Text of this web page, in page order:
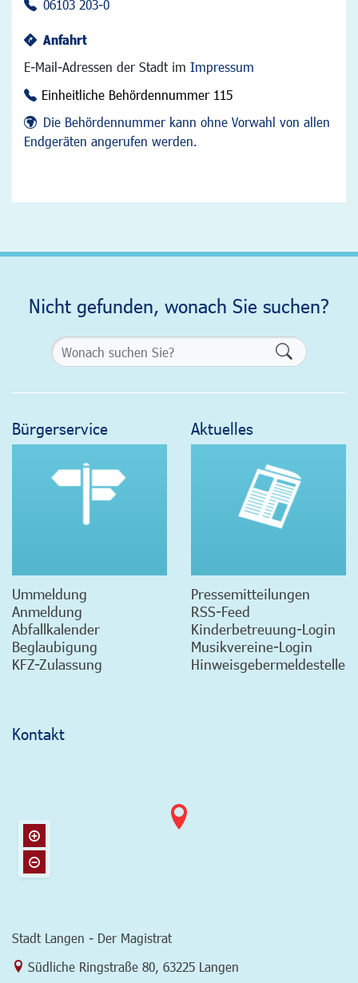
06103 203-0
Anfahrt
E-Mail-Adressen der Stadt im Impressum
Einheitliche Behördennummer 115
Die Behördennummer kann ohne Vorwahl von allen
Endgeräten angerufen werden.
Nicht gefunden, wonach Sie suchen?
Bürgerservice
Ummeldung
Anmeldung
Abfallkalender
Beglaubigung
KFZ-Zulassung
Aktuelles
Pressemitteilungen
RSS-Feed
Kinderbetreuung-Login
Musikvereine-Login
Hinweisgebermeldestelle
Kontakt
Stadt Langen - Der Magistrat
Link zur Google-Maps Navigation
Südliche Ringstraße 80 63225 Langen